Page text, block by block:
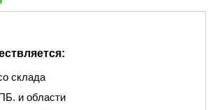
склада
и области